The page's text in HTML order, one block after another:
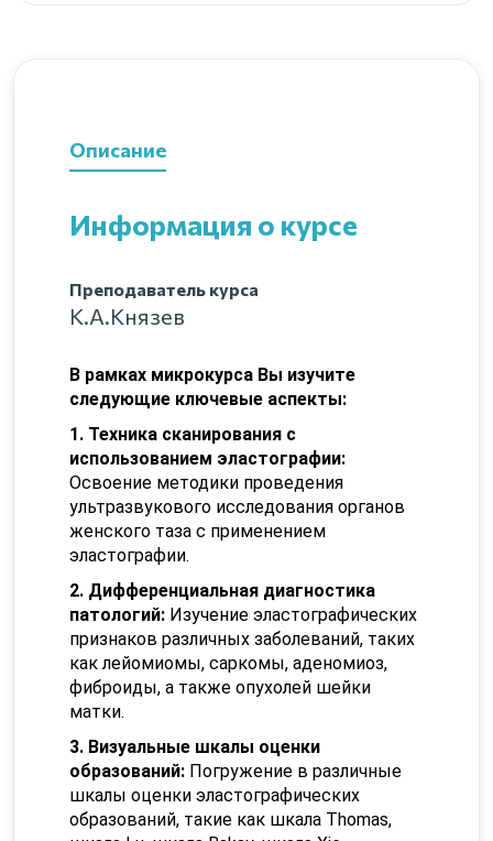
Описание
Информация о курсе
Преподаватель курса
К.А.Князев
В рамках микрокурса Вы изучите
следующие ключевые аспекты:
1. Техника сканирования с
использованием эластографии:
Освоение методики проведения
ультразвукового исследования органов
женского таза с применением
эластографии.
2. Дифференциальная диагностика
патологий: Изучение эластографических
признаков различных заболеваний, таких
как лейомиомы, саркомы, аденомиоз,
фиброиды, а также опухолей шейки
матки.
3. Визуальные шкалы оценки
образований: Погружение в различные
шкалы оценки эластографических
образований, такие как шкала Thomas,